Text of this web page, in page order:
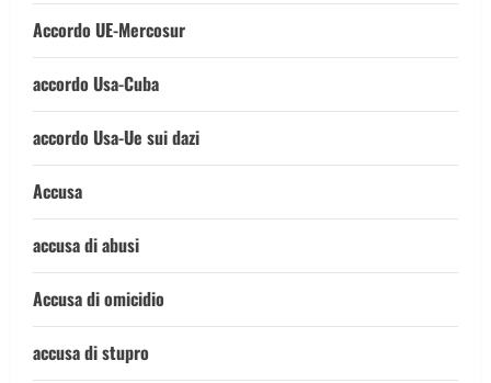
Accordo UE-Mercosur
accordo Usa-Cuba
accordo Usa-Ue sui dazi
Accusa
accusa di abusi
Accusa di omicidio
accusa di stupro